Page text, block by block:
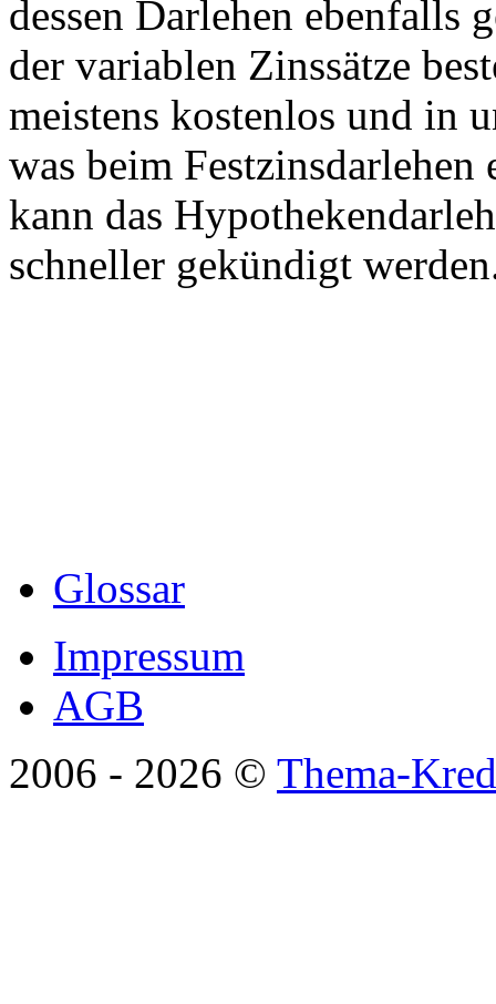
dessen Darlehen ebenfalls
der variablen Zinssätze
meistens kostenlos und in
was beim
kann das
schneller gekündigt
Glossar
Impressum
AGB
2006 - 2026 © Thema-